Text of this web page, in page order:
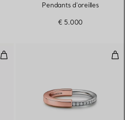
Pendants d'oreilles
€ 5.000
Pendentif en or rose 18 carats,